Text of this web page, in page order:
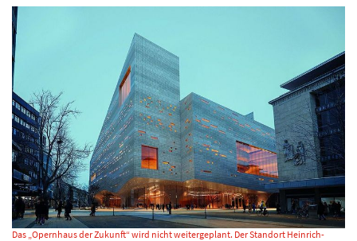
Das „Opernhaus der Zukunft“ wird nicht weitergeplant. Der Standort Heinrich-